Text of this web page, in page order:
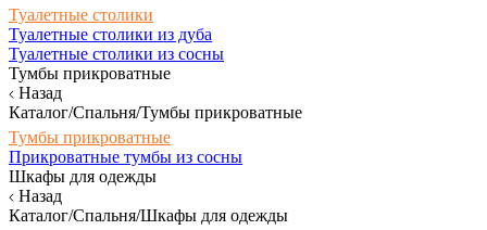
Туалетные столики
Туалетные столики из дуба
Туалетные столики из сосны
Тумбы прикроватные
Назад
Каталог/Спальня/Тумбы прикроватные
Тумбы прикроватные
Прикроватные тумбы из сосны
Шкафы для одежды
Назад
Каталог/Спальня/Шкафы для одежды